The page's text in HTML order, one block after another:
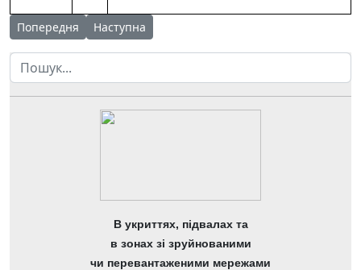
Попередня стаття: Витяг з наказу №82 від 29.06.2026 р. КЗ
Попередня Наступна стаття: Тестування 25.06.2026 р.
Наступна
Пошук
В укриттях, підвалах та
в зонах зі зруйнованими
чи перевантаженими мережами